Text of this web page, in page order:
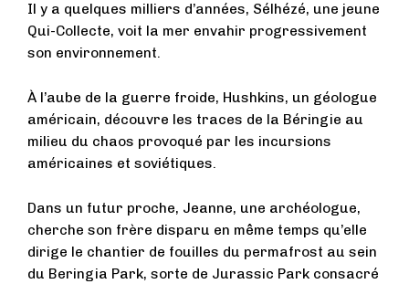
Il y a quelques milliers d’années, Sélhézé, une jeune
Qui-Collecte, voit la mer envahir progressivement
son environnement.
À l’aube de la guerre froide, Hushkins, un géologue
américain, découvre les traces de la Béringie au
milieu du chaos provoqué par les incursions
américaines et soviétiques.
Dans un futur proche, Jeanne, une archéologue,
cherche son frère disparu en même temps qu’elle
dirige le chantier de fouilles du permafrost au sein
du Beringia Park, sorte de Jurassic Park consacré